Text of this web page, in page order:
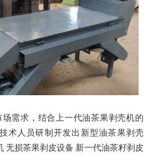
需求，结合上一代油茶果剥壳机的
术人员研制开发出新型油茶果剥壳
无损茶果剥皮设备 新一代油茶籽剥皮